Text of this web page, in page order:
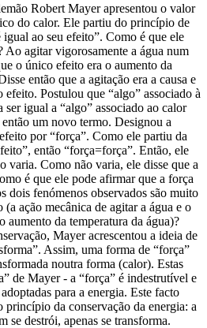
Robert Mayer apresentou o valor
do calor. Ele partiu do princípio de
igual ao seu efeito”. Como é que ele
agitar vigorosamente a água num
o único efeito era o aumento da
então que a agitação era a causa e
efeito. Postulou que “algo” associado à
ser igual a “algo” associado ao calor
um novo termo. Designou a
por “força”. Como ele partiu da
então “força=força”. Então, ele
varia. Como não varia, ele disse que a
é que ele pode afirmar que a força
dois fenómenos observados são muito
ação mecânica de agitar a água e o
aumento da temperatura da água)?
Mayer acrescentou a ideia de
Assim, uma forma de “força”
noutra forma (calor). Estas
de Mayer - a “força” é indestrutível e
para a energia. Este facto
princípio da conservação da energia: a
se destrói, apenas se transforma.